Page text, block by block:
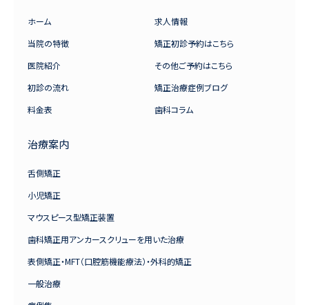
ホーム
当院の特徴
医院紹介
初診の流れ
料金表
求人情報
矯正初診予約はこちら
その他ご予約はこちら
矯正治療症例ブログ
歯科コラム
治療案内
舌側矯正
小児矯正
マウスピース型矯正装置
歯科矯正用アンカースクリューを用いた治療
表側矯正・MFT（口腔筋機能療法）・外科的矯正
一般治療